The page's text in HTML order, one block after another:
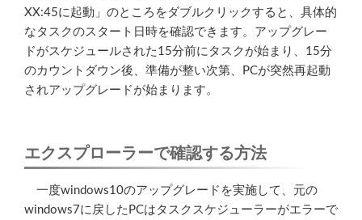
XX:45に起動」のところをダブルクリックすると、具体的
なタスクのスタート日時を確認できます。アップグレー
ドがスケジュールされた15分前にタスクが始まり、15分
のカウントダウン後、準備が整い次第、PCが突然再起動
されアップグレードが始まります。
エクスプローラーで確認する方法
一度windows10のアップグレードを実施して、元の
windows7に戻したPCはタスクスケジューラーがエラーで